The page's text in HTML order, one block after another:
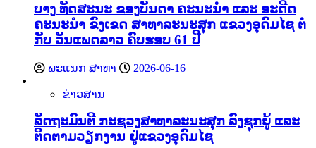
ບາງ ທັດສະນະ ຂອງບັນດາ ຄະນະນຳ ແລະ ອະດີດ
ຄະນະນຳ ຂົງເຂດ ສາທາລະນະສຸກ ແຂວງອຸດົມໄຊ ຕໍ່
ກັບ ວັນແພດລາວ ຄົບຮອບ 61 ປີ
ພະແນກ ສາທາ 2026-06-16
ຂ່າວສານ
ລັດຖະມົນຕີ ກະຊວງສາທາລະນະສຸກ ລົງຊຸກຍູ້ ແລະ
ຕິດຕາມວຽກງານ ຢູ່ແຂວງອຸດົມໄຊ